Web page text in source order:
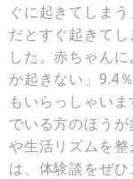
ぐに起きてしま
だとすぐ起きて
した。赤ちゃん
か起きない」9.4
もいらっしゃい
でいる方のほう
や生活リズムを
は、体験談をぜ